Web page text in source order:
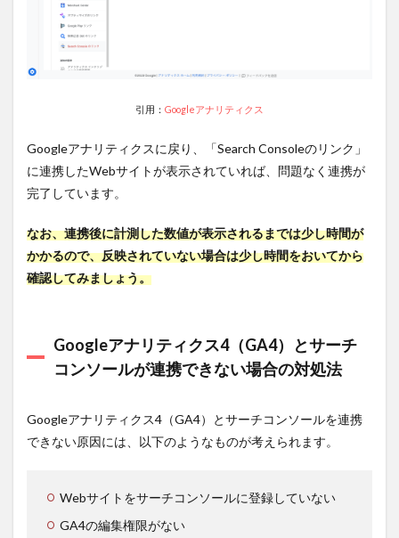
引用： Googleアナリティクス
Googleアナリティクスに戻り、「Search Consoleのリンク」
に連携したWebサイトが表示されていれば、問題なく連携が
完了しています。
なお、連携後に計測した数値が表示されるまでは少し時間が
かかるので、反映されていない場合は少し時間をおいてから
確認してみましょう。
Googleアナリティクス4（GA4）とサーチ
コンソールが連携できない場合の対処法
Googleアナリティクス4（GA4）とサーチコンソールを連携
できない原因には、以下のようなものが考えられます。
Webサイトをサーチコンソールに登録していない
GA4の編集権限がない